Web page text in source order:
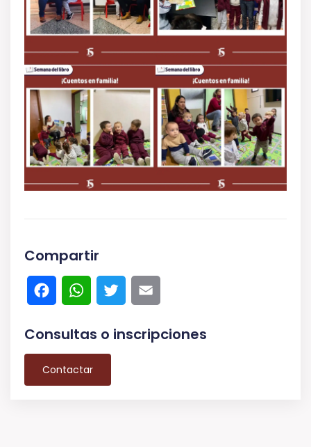
Compartir
FacebookWhatsApp
Twitter
Consultas o inscripciones
Contactar